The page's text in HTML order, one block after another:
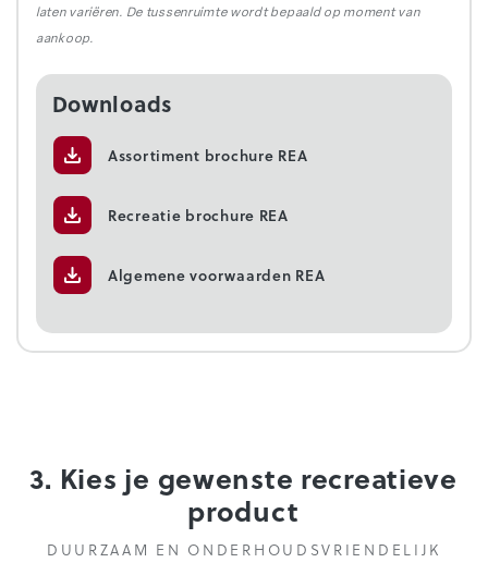
laten variëren. De tussenruimte wordt bepaald op moment van
aankoop.
Downloads
Assortiment brochure REA
Recreatie brochure REA
Algemene voorwaarden REA
3. Kies je gewenste recreatieve
product
DUURZAAM EN ONDERHOUDSVRIENDELIJK